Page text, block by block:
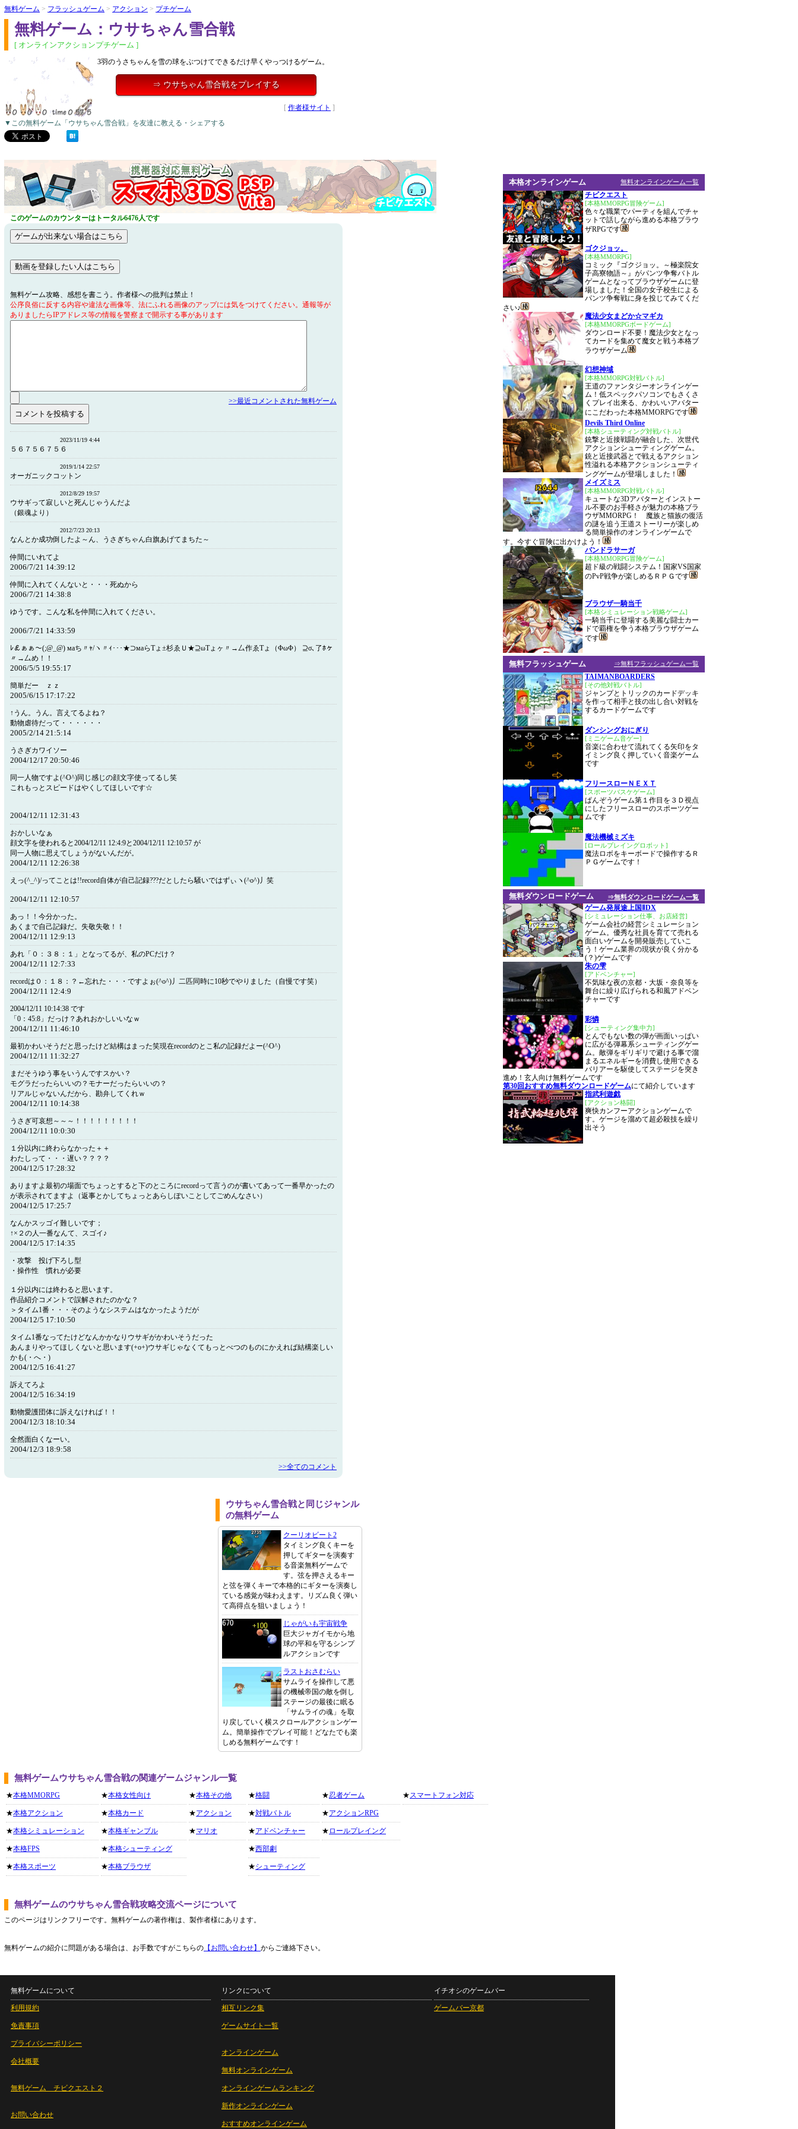
無料ゲーム > フラッシュゲーム > アクション > プチゲーム
無料ゲーム：ウサちゃん雪合戦
[ オンラインアクションプチゲーム ]
3羽のうさちゃんを雪の球をぶつけてできるだけ早くやっつけるゲーム。
⇒ ウサちゃん雪合戦をプレイする
[ 作者様サイト ]
▼この無料ゲーム「ウサちゃん雪合戦」を友達に教える・シェアする
このゲームのカウンターはトータル6476人です
無料ゲーム攻略、感想を書こう。作者様への批判は禁止！
公序良俗に反する内容や違法な画像等、法にふれる画像のアップには気をつけてください。通報等が
ありましたらIPアドレス等の情報を警察まで開示する事があります
>>最近コメントされた無料ゲーム
2023/11/19 4:44
５６７５６７５６
2019/1/14 22:57
オーガニックコットン
2012/8/29 19:57
ウサギって寂しいと死んじゃうんだよ
（銀魂より）
2012/7/23 20:13
なんとか成功倒したよ～ん、うさぎちゃん白旗あげてまちた～
仲間にいれてよ
2006/7/21 14:39:12
仲間に入れてくんないと・・・死ぬから
2006/7/21 14:38:8
ゆうです。こんな私を仲間に入れてください。
2006/7/21 14:33:59
ﾚ￡ぁぁ～(;@_@) маち〃ｬ/ヽ〃ｨ･･･★⊃маらTょ±杉ゑＵ★⊇ωTょヶ〃→厶作ゑTょ（ΦωΦ） ⊇σ､了ﾎヶ
〃→厶め！！
2006/5/5 19:55:17
簡単だー ｚｚ
2005/6/15 17:17:22
↑うん。うん。言えてるよね？
動物虐待だって・・・・・・
2005/2/14 21:5:14
うさぎカワイソー
2004/12/17 20:50:46
同一人物ですよ(^O^)同じ感じの顔文字使ってるし笑
これもっとスピードはやくしてほしいです☆
2004/12/11 12:31:43
おかしいなぁ
顔文字を使われると2004/12/11 12:4:9と2004/12/11 12:10:57 が
同一人物に思えてしょうがないんだが。
2004/12/11 12:26:38
えっ(^_^)/ってことは!!record自体が自己記録???だとしたら騒いではずぃヽ(^o^)丿笑
2004/12/11 12:10:57
あっ！！今分かった。
あくまで自己記録だ。失敬失敬！！
2004/12/11 12:9:13
あれ「０：３８：１」となってるが、私のPCだけ？
2004/12/11 12:7:33
recordは０：１８：？←忘れた・・・ですよぉ(^o^)丿二匹同時に10秒でやりました（自慢です笑）
2004/12/11 12:4:9
2004/12/11 10:14:38 です
「0：45:8」だっけ？あれおかしいいなｗ
2004/12/11 11:46:10
最初かわいそうだと思ったけど結構はまった笑現在recordのとこ私の記録だよー(^O^)
2004/12/11 11:32:27
まだそうゆう事をいうんですスかい？
モグラだったらいいの？モナーだったらいいの？
リアルじゃないんだから、勘弁してくれｗ
2004/12/11 10:14:38
うさぎ可哀想～～～！！！！！！！！！
2004/12/11 10:0:30
１分以内に終わらなかった＋＋
わたしって・・・遅い？？？？
2004/12/5 17:28:32
ありますよ最初の場面でちょっとすると下のところにrecordって言うのが書いてあって一番早かったの
が表示されてますよ（返事とかしてちょっとあらしぽいことしてごめんなさい）
2004/12/5 17:25:7
なんかスッゴイ難しいです；
↑×２の人一番なんて、スゴイ♪
2004/12/5 17:14:35
・攻撃 投げ下ろし型
・操作性 慣れが必要
１分以内には終わると思います。
作品紹介コメントで誤解されたのかな？
＞タイム1番・・・そのようなシステムはなかったようだが
2004/12/5 17:10:50
タイム1番なってたけどなんかかなりウサギがかわいそうだった
あんまりやってほしくないと思います(+o+)ウサギじゃなくてもっとべつのものにかえれば結構楽しい
かも(・へ・)
2004/12/5 16:41:27
訴えてろよ
2004/12/5 16:34:19
動物愛護団体に訴えなければ！！
2004/12/3 18:10:34
全然面白くなーい。
2004/12/3 18:9:58
>>全てのコメント
ウサちゃん雪合戦と同じジャンル
の無料ゲーム
クーリオビート2
タイミング良くキーを
押してギターを演奏す
る音楽無料ゲームで
す。弦を押さえるキー
と弦を弾くキーで本格的にギターを演奏し
ている感覚が味わえます。リズム良く弾い
て高得点を狙いましょう！
じゃがいも宇宙戦争
巨大ジャガイモから地
球の平和を守るシンプ
ルアクションです
ラストおさむらい
サムライを操作して悪
の機械帝国の敵を倒し
ステージの最後に眠る
「サムライの魂」を取
り戻していく横スクロールアクションゲー
ム。簡単操作でプレイ可能！どなたでも楽
しめる無料ゲームです！
無料ゲームウサちゃん雪合戦の関連ゲームジャンル一覧
★本格MMORPG
★本格アクション
★本格シミュレーション
★本格FPS
★本格スポーツ
★本格女性向け
★本格カード
★本格ギャンブル
★本格シューティング
★本格ブラウザ
★本格その他
★アクション
★マリオ
★格闘
★対戦バトル
★アドベンチャー
★西部劇
★シューティング
★忍者ゲーム
★アクションRPG
★ ロールプレイング
★スマートフォン対応
無料ゲームのウサちゃん雪合戦攻略交流ページについて
このページはリンクフリーです。無料ゲームの著作権は、製作者様にあります。
無料ゲームの紹介に問題がある場合は、お手数ですがこちらの 【お問い合わせ】 からご連絡下さい。
無料オンラインゲーム一覧
本格オンラインゲーム
チビクエスト
[本格MMORPG冒険ゲーム]
色々な職業でパーティを組んでチャ
ットで話しながら進める本格ブラウ
ザRPGです
ゴクジョッ。
[本格MMORPG]
コミック『ゴクジョッ。～極楽院女
子高寮物語～』がパンツ争奪バトル
ゲームとなってブラウザゲームに登
場しました！全国の女子校生による
パンツ争奪戦に身を投じてみてくだ
さい♪
魔法少女まどか☆マギカ
[本格MMORPGボードゲーム]
ダウンロード不要！魔法少女となっ
てカードを集めて魔女と戦う本格ブ
ラウザゲーム
幻想神域
[本格MMORPG対戦バトル]
王道のファンタジーオンラインゲー
ム！低スペックパソコンでもさくさ
くプレイ出来る、かわいいアバター
にこだわった本格MMORPGです
Devils Third Online
[本格シューティング対戦バトル]
銃撃と近接戦闘が融合した、次世代
アクションシューティングゲーム。
銃と近接武器とで戦えるアクション
性溢れる本格アクションシューティ
ングゲームが登場しました！
メイズミス
[本格MMORPG対戦バトル]
キュートな3Dアバターとインストー
ル不要のお手軽さが魅力の本格ブラ
ウザMMORPG！ 魔族と猫族の復活
の謎を追う王道ストーリーが楽しめ
る簡単操作のオンラインゲームで
す。今すぐ冒険に出かけよう！
パンドラサーガ
[本格MMORPG冒険ゲーム]
超ド級の戦闘システム！国家VS国家
のPvP戦争が楽しめるＲＰＧです
ブラウザ一騎当千
[本格シミュレーション戦略ゲーム]
一騎当千に登場する美麗な闘士カー
ドで覇権を争う本格ブラウザゲーム
です
⇒無料フラッシュゲーム一覧
無料フラッシュゲーム
TAIMANBOARDERS
[その他対戦バトル]
ジャンプとトリックのカードデッキ
を作って相手と技の出し合い対戦を
するカードゲームです
ダンシングおにぎり
[ミニゲーム音ゲー]
音楽に合わせて流れてくる矢印をタ
イミング良く押していく音楽ゲーム
です
フリースローＮＥＸＴ
[スポーツバスケゲーム]
ぱんぞうゲーム第１作目を３Ｄ視点
にしたフリースローのスポーツゲー
ムです
魔法機械ミズキ
[ロールプレイングロボット]
魔法ロボをキーボードで操作するＲ
ＰＧゲームです！
⇒無料ダウンロードゲーム一覧
無料ダウンロードゲーム
ゲーム発展途上国ⅡDX
[シミュレーション仕事、お店経営]
ゲーム会社の経営シミュレーション
ゲーム。優秀な社員を育てて売れる
面白いゲームを開発販売していこ
う！ゲーム業界の現状が良く分かる
(？)ゲームです
朱の雫
[アドベンチャー]
不気味な夜の京都・大坂・奈良等を
舞台に繰り広げられる和風アドベン
チャーです
彩憐
[シューティング集中力]
とんでもない数の弾が画面いっぱい
に広がる弾幕系シューティングゲー
ム。敵弾をギリギリで避ける事で溜
まるエネルギーを消費し使用できる
バリアーを駆使してステージを突き
進め！玄人向け無料ゲームです
第30回おすすめ無料ダウンロードゲームにて紹介しています
指武利遊戯
[アクション格闘]
爽快カンフーアクションゲームで
す。ゲージを溜めて超必殺技を繰り
出そう
無料ゲームについて
利用規約
免責事項
プライバシーポリシー
会社概要
無料ゲーム チビクエスト２
お問い合わせ
リンクについて
相互リンク集
ゲームサイト一覧
オンラインゲーム
無料オンラインゲーム
オンラインゲームランキング
新作オンラインゲーム
おすすめオンラインゲーム
イチオシのゲームバー
ゲームバー京都